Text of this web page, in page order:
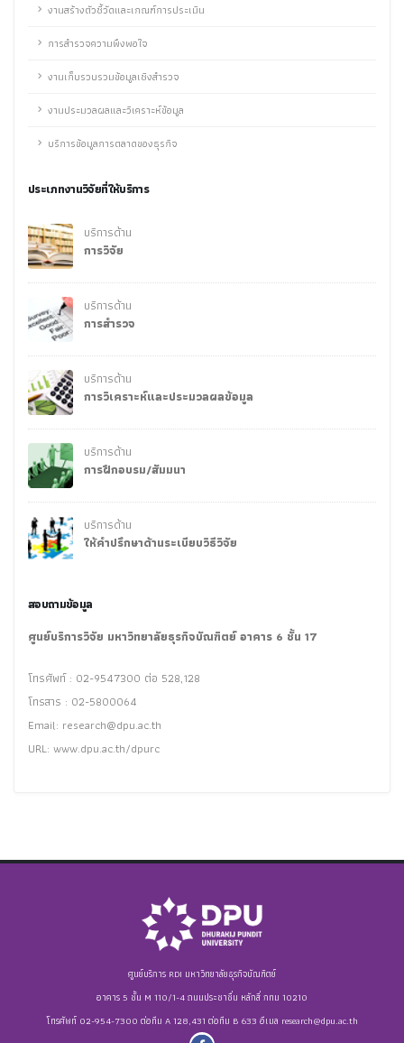
งานสร้างตัวชี้วัดและเกณฑ์การประเมิน
การสำรวจความพึงพอใจ
งานเก็บรวบรวมข้อมูลเชิงสำรวจ
งานประมวลผลและวิเคราะห์ข้อมูล
บริการข้อมูลการตลาดของธุรกิจ
ประเภทงานวิจัยที่ให้บริการ
บริการด้าน
การวิจัย
บริการด้าน
การสำรวจ
บริการด้าน
การวิเคราะห์และประมวลผลข้อมูล
บริการด้าน
การฝึกอบรม/สัมมนา
บริการด้าน
ให้คำปรึกษาด้านระเบียบวิธีวิจัย
สอบถามข้อมูล
ศูนย์บริการวิจัย มหาวิทยาลัยธุรกิจบัณฑิตย์ อาคาร 6 ชั้น 17
โทรศัพท์ : 02-9547300 ต่อ 528,128
โทรสาร : 02-5800064
Email: research@dpu.ac.th
URL: www.dpu.ac.th/dpurc
ศูนย์บริการ RDI มหาวิทยาลัยธุรกิจบัณฑิตย์
อาคาร 5 ชั้น M 110/1-4 ถนนประชาชื่น หลักสี่ กทม 10210
โทรศัพท์ 02-954-7300 ต่อทีม A 128,431 ต่อทีม B 633 อีเมล research@dpu.ac.th